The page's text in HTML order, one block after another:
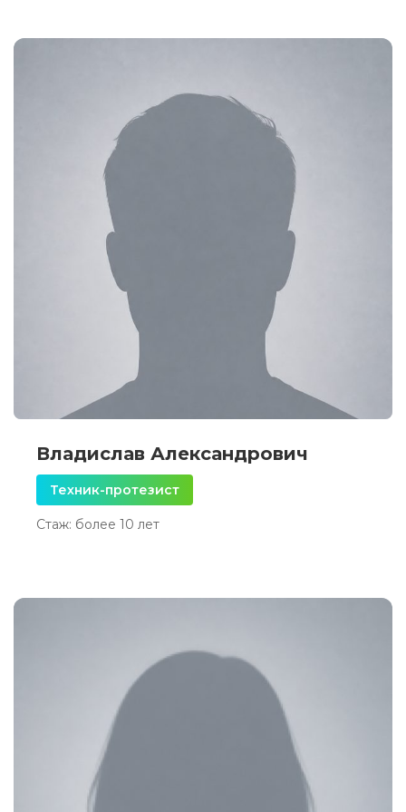
Владислав Александрович
Техник-протезист
Стаж: более 10 лет